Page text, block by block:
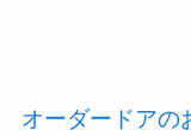
オーダードアの